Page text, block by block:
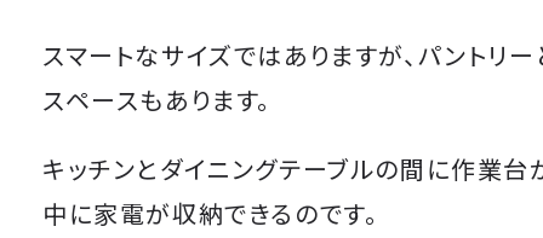
スマートなサイズではありますが、パントリ
スペースもあります。
キッチンとダイニングテーブルの間に作業台
中に家電が収納できるのです。